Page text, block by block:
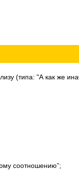
(типа: "А как же
соотношению”;